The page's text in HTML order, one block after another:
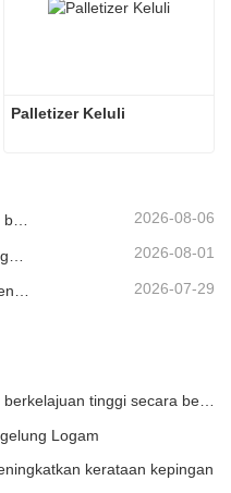
Palletizer Keluli
Digunakan untuk pemotongan ricih berkelajuan tinggi secara berterusan bagi bahan plat/lembaran atau jalur. 2026-08-06
2026-08-01
2026-07-29
Digunakan untuk pemotongan ricih berkelajuan tinggi secara berterusan bagi bahan plat/lembaran atau jalur.
Logam
kerataan kepingan